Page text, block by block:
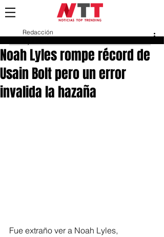
Noah Lyles rompe récord de
Usain Bolt pero un error
invalida la hazaña
Redacción
Fue extraño ver a Noah Lyles,